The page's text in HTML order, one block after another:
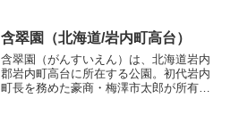
このたき）、湧玉の滝（ゆう...
含翠園（北海道/岩内町高台）
含翠園（がんすいえん）は、北海道岩内
郡岩内町高台に所在する公園。初代岩内
町長を務めた豪商・梅澤市太郎が所有し